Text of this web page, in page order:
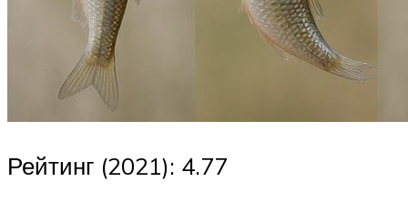
Рейтинг (2021): 4.77